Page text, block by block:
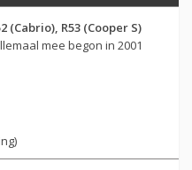
(Cabrio), R53 (Cooper S)
mee begon in 2001